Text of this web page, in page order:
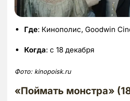
Где: Кинополис, Goodwin
Когда: с 18 декабря
Фото: kinopoisk.ru
«Поймать монстра»